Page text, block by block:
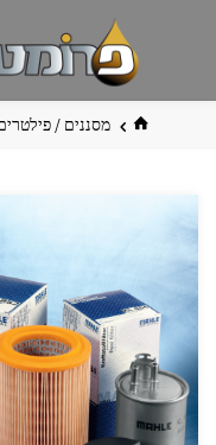
בית מסננים /